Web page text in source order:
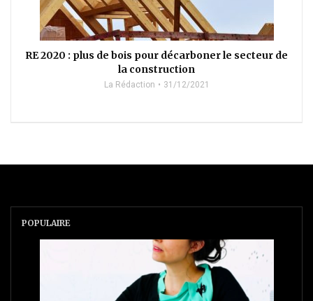
RE 2020 : plus de bois pour décarboner le secteur de
la construction
La Rédaction 31/12/2021
POPULAIRE